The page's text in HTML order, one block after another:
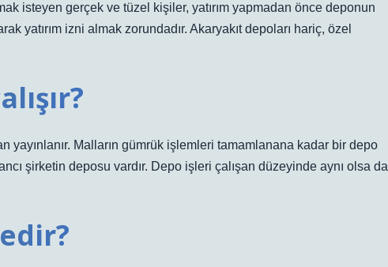
isteyen gerçek ve tüzel kişiler, yatırım yapmadan önce deponun
yatırım izni almak zorundadır. Akaryakıt depoları hariç, özel
yayınlanır. Malların gümrük işlemleri tamamlanana kadar bir depo
şirketin deposu vardır. Depo işleri çalışan düzeyinde aynı olsa da